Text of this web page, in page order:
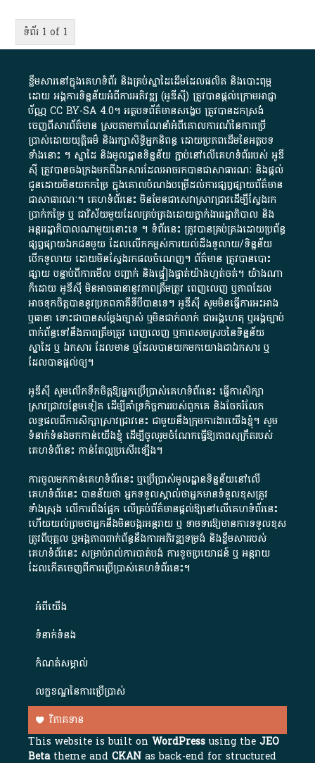
ទំព័រ 1 of 1
ខ្លឹមសារ​នៅ​ក្នុង​គេហទំព័រ និង​គ្រប់​ស្នា​ដៃ​ដើម​ដែល​ផលិត​ និង​បោះពុម្ព​
ដោយ​ អង្គការ​ទិន្នន័យ​អំពី​ការអភិវឌ្ឍ​​ (អូ​ឌី​ស៊ី)​ ត្រូវ​បាន​ផ្តល់​ក្រោម​អាជ្ញា
ប័ណ្ណ​CC BY-SA 4.0។​ អត្ថបទ​ព័ត៌មាន​សង្ខេប​ ត្រូវ​បាន​ដកស្រង់​
ចេញពី​សារព័ត៌មាន ស្របតាមការ​ណែនាំ​អំពី​គោលការណ៍​នៃ​ការ​ប្រើ
ប្រាស់​ដោយ​យុត្តិធម៌​ និង​រក្សាសិទ្ធិអ្នកនិពន្ធ ដោយ​ប្រភពដើម​នៃ​​អត្ថបទ
ទាំង​នោះ​ ។​ ស្នាដៃ​ និង​មូលដ្ឋាន​ទិន្នន័យ ​ភ្ជាប់​នៅ​លើ​គេហទំព័រ​របស់​ អូ​ឌី​
ស៊ី​ ត្រូវ​បាន​ចងក្រង​មក​ពី​ឯកសារ​ដែល​អាច​រក​បានជា​សាធារណៈ​ និង​ផ្តល់​
ជូន​ដោយ​មិន​យក​កម្រៃ​ ក្នុង​គោលបំណង​បម្រើ​ដល់ការ​ផ្សព្វផ្សាយ​ព័ត៌មាន​
ជា​សាធារណៈ​។​ គេហទំព័រ​នេះ​ មិនមែន​ជា​សេវា​ស្រាវជ្រាវ​ដើម្បី​ស្វែងរក
ប្រាក់​កម្រៃ​ ឬ​ ជា​វិស័យ​មួយ​ដែល​គ្រប់គ្រង​ដោយ​ភ្នាក់ងារ​រដ្ឋាភិបាល​ និង ​
អន្តររដ្ឋាភិបាល​ណាមួយ​នោះ​ទេ ​។​ ទំព័រ​នេះ​ ត្រូវ​បាន​គ្រប់គ្រង​ដោយ​ប្រព័ន្ធ​
ផ្សព្វផ្សាយ​ឯកជន​មួយ​ ដែល​លើកកម្ពស់​ការ​យល់​ដឹង​ទូលាយ​/​ទិន្នន័យ​
បើក​ទូលាយ​ ដោយ​មិនស្វែង​រក​ផល​ចំណេញ​។​ ព័ត៌មាន​ ត្រូវ​បាន​បោះ
ផ្សាយ​ បន្ទាប់​ពី​ការ​មើល​ បញ្ជាក់​ និង​ផ្ទៀងផ្ទាត់​យ៉ាង​ហ្មត់ចត់​។​ យ៉ាងណា​
ក៏​ដោយ​ អូ​ឌី​ស៊ី​ មិន​អាច​ធានា​នូវ​ភាព​ត្រឹមត្រូវ​ ពេញលេញ​ ឬ​ភាព​ដែល​
អាច​ទុកចិត្ត​បាននូវ​ប្រភព​ភាគី​ទី​បី​បាន​ទេ​។​ អូ​ឌី​ស៊ី​ សូម​មិន​ធ្វើការ​អះអាង​
ឬ​ធានា​ ទោះជា​បាន​សម្តែង​ច្បាស់​ ឬ​មិន​ជាក់លាក់​ ជា​អង្គហេតុ​ ឬ​អង្គច្បាប់​
ពាក់ព័ន្ធ​ទៅ​នឹង​ភាព​ត្រឹមត្រូវ​ ពេញលេញ​ ឬ​ភាព​សម​ស្រប​នៃ​ទិន្នន័យ​
ស្នាដៃ​ ឬ​ ឯកសារ​ ដែល​មាន​ ឬ​ដែល​បាន​យក​មក​យោង​ជា​ឯកសារ​ ឬ​
ដែល​បាន​ផ្តល់​ឲ្យ​។
អូឌីស៊ី សូមលើកទឹកចិត្តឱ្យអ្នកប្រើប្រាស់គេហទំព័រនេះ ធ្វើការសិក្សា
ស្រាវជ្រាវបន្ថែមទៀត ដើម្បីគាំទ្រកិច្ចការ​របស់ពួកគេ និងចែករំលែក
លទ្ធផលពីការសិក្សាស្រាវជ្រាវនេះ ជាមួយនឹងក្រុមការងារយើងខ្ញុំ។ សូម
ទំនាក់ទំនងមកកាន់យើងខ្ញុំ ដើម្បីចូលរួមចំណែកធ្វើឱ្យភាពសុក្រឹតរបស់
គេហទំព័នេះ កាន់តែល្អប្រសើរឡើង។
ការចូលមកកាន់គេហទំព័រនេះ ឬប្រើប្រាស់មូលដ្ឋានទិន្នន័យនៅលើ
គេហទំព័រនេះ បានន័យថា អ្នកទទួលស្គាល់ថាអ្នកមានទំនួលខុសត្រូវ
ទាំងស្រុង លើការពឹងផ្អែក លើគ្រប់ព័ត៌មានផ្តល់ឱ្យនៅលើគេហទំព័រនេះ
ហើយយល់ព្រមថាអ្នកនឹងមិនបង្ករអន្តរាយ ឬ ទាមទារ​ឱ្យមានការទទួលខុស​
ត្រូវពីបុគ្គល ឬអង្គភាពពាក់ព័ន្ធនឹងការអភិវឌ្ឍទម្រង់ និងខ្លឹមសាររបស់
គេហទំព័រនេះ សម្រាប់រាល់ការបាត់បង់ ការខូចប្រយោជន៍ ឬ អន្តរាយ
ដែលកើតចេញពីការប្រើប្រាស់គេហទំព័រនេះ។
អំពី​យើង​
ទំនាក់ទំនង
កំណត់សម្គាល់
លក្ខខណ្ឌនៃការប្រើប្រាស់
វិភាគទាន
This website is built onWordPressusing theJEO
Betatheme andCKAN as back-end for structured